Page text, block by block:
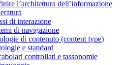
l’architettura dell’informazione
di interazione
di navigazione
di contenuto (content type)
e standard
controllati e tassonomie